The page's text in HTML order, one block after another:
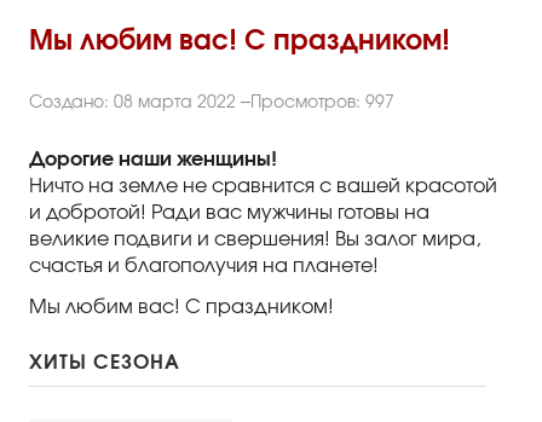
Правила группового посещения
Порядок возврата билетов
Новости
Репертуар
Афиша
Мы любим вас! С праздником!
Создано: 08 марта 2022 Просмотров: 997
Дорогие наши женщины!
Ничто на земле не сравнится с вашей красотой
и добротой! Ради вас мужчины готовы на
великие подвиги и свершения! Вы залог мира,
счастья и благополучия на планете!
Мы любим вас! С праздником!
ХИТЫ СЕЗОНА